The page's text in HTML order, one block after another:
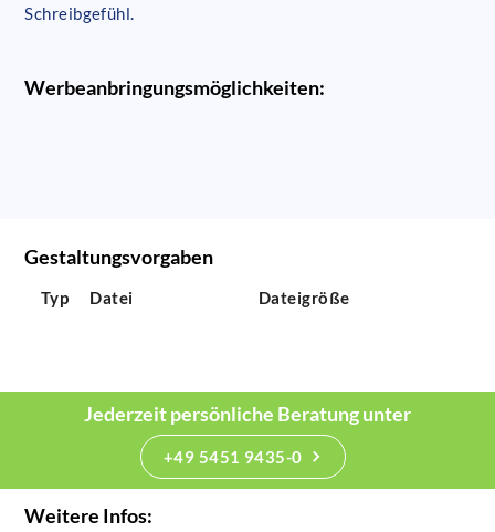
Schreibgefühl.
Werbeanbringungsmöglichkeiten:
Gestaltungsvorgaben
Typ Datei Dateigröße
Jederzeit persönliche Beratung unter
+49 5451 9435-0
Weitere Infos: